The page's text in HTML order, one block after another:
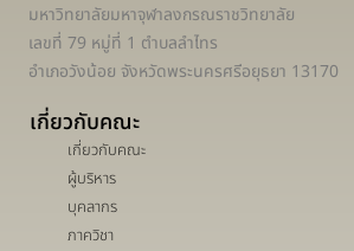
มหาวิทยาลัยมหาจุฬาลงกรณราชวิทยาลัย
เลขที่ 79 หมู่ที่ 1 ตำบลลำไทร
อำเภอวังน้อย จังหวัดพระนครศรีอยุธยา 13170
เกี่ยวกับคณะ
เกี่ยวกับคณะ
ผู้บริหาร
บุคลากร
ภาควิชา